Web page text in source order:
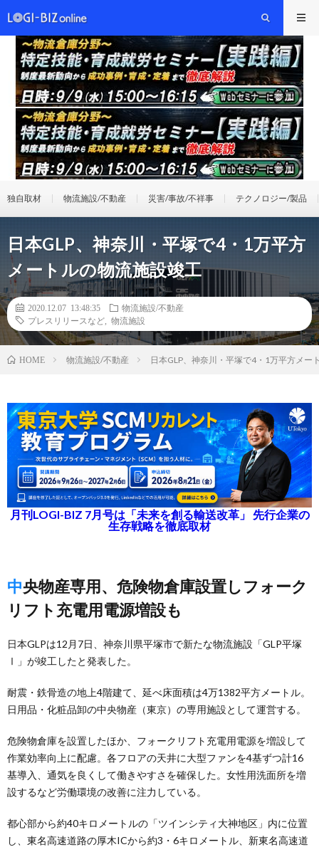
独自取材 物流施設/不動産 災害/事故/不祥事 テクノロジー/製品
日本GLP、神奈川・平塚で4・1万平方
メートルの物流施設竣工
2020.12.07 13:48:35
物流施設/不動産
プレスリリースなど
物流施設
HOME 物流施設/不動産 日本GLP、神奈川・平塚で4・1万平方メー
月刊LOGI-BIZ 7月号は「未来を創る輸送改革」 先行企業の
生存戦略を徹底取材
中央物産専用、危険物倉庫設置しフォーク
リフト充電用電源増設も
日本GLPは12月7日、神奈川県平塚市で新たな物流施設「GLP平塚
Ⅰ」が竣工したと発表した。
耐震・鉄骨造の地上4階建て、延べ床面積は4万1382平方メートル。
日用品・化粧品卸の中央物産（東京）の専用施設として運営する。
危険物倉庫を設置したほか、フォークリフト充電用電源を増設して
作業効率向上に配慮。各フロアの天井に大型ファンを4基ずつ計16
基導入、通気を良くして働きやすさを確保した。女性用洗面所を増
設するなど労働環境の改善に注力している。
都心部から約40キロメートルの「ツインシティ大神地区」内に位置
し、東名高速道路の厚木ICから約3・6キロメートル、新東名高速道